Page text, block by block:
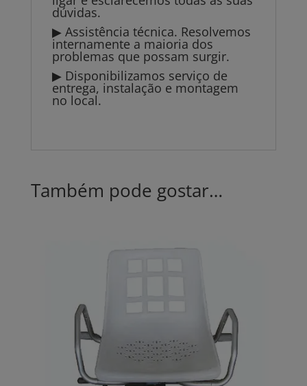
dúvidas.
▶ Assistência técnica. Resolvemos
internamente a maioria dos
problemas que possam surgir.
▶ Disponibilizamos serviço de
entrega, instalação e montagem
no local.
Também pode gostar…